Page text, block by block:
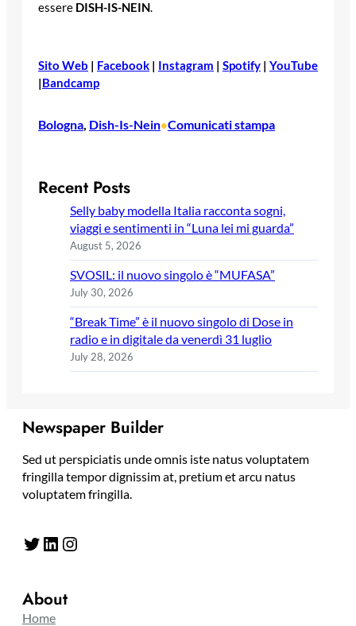
essere DISH-IS-NEIN.
Sito Web | Facebook | Instagram | Spotify | YouTube
|Bandcamp
Bologna Dish-Is-Nein•Comunicati stampa
Recent Posts
Selly baby modella Italia racconta sogni,
viaggi e sentimenti in “Luna lei mi guarda”
August 5, 2026
SVOSIL: il nuovo singolo è “MUFASA”
July 30, 2026
“Break Time” è il nuovo singolo di Dose in
radio e in digitale da venerdì 31 luglio
July 28, 2026
Newspaper Builder
Sed ut perspiciatis unde omnis iste natus voluptatem
fringilla tempor dignissim at, pretium et arcu natus
voluptatem fringilla.
Twitter LinkedIn Instagram
About
Home